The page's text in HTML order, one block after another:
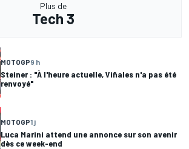
Plus de
Tech 3
MOTOGP9 h
Steiner : "À l'heure actuelle, Viñales n'a pas été
renvoyé"
MOTOGP1 j
Luca Marini attend une annonce sur son avenir
dès ce week-end